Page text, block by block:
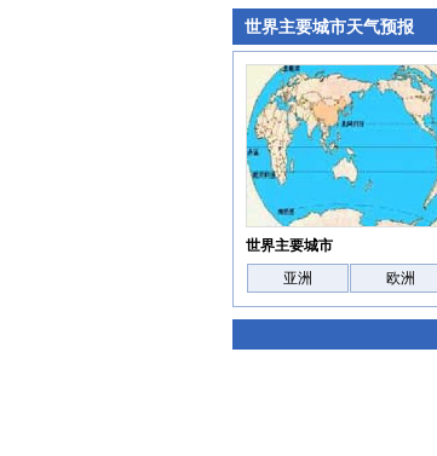
世界主要城市天气预报
世界主要城市
亚洲
欧洲